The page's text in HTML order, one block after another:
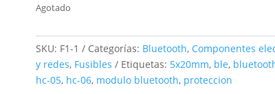
Agotado
SKU: F1-1 Categorías: Bluetooth, Componentes
y redes, Fusibles Etiquetas: 5x20mm, ble,
hc-05, hc-06, modulo bluetooth, proteccion